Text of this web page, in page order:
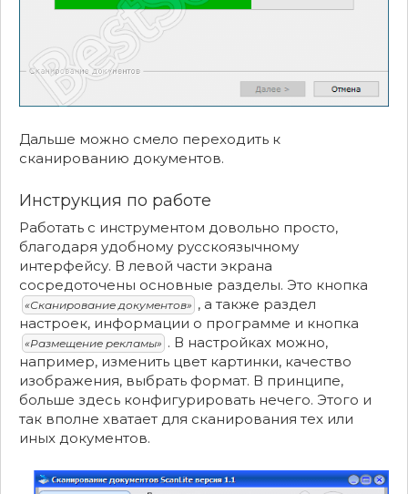
Дальше можно смело переходить к
сканированию документов.
Инструкция по работе
Работать с инструментом довольно просто,
благодаря удобному русскоязычному
интерфейсу. В левой части экрана
сосредоточены основные разделы. Это кнопка
«Сканирование документов» , а также раздел
настроек, информации о программе и кнопка
«Размещение рекламы» . В настройках можно,
например, изменить цвет картинки, качество
изображения, выбрать формат. В принципе,
больше здесь конфигурировать нечего. Этого и
так вполне хватает для сканирования тех или
иных документов.